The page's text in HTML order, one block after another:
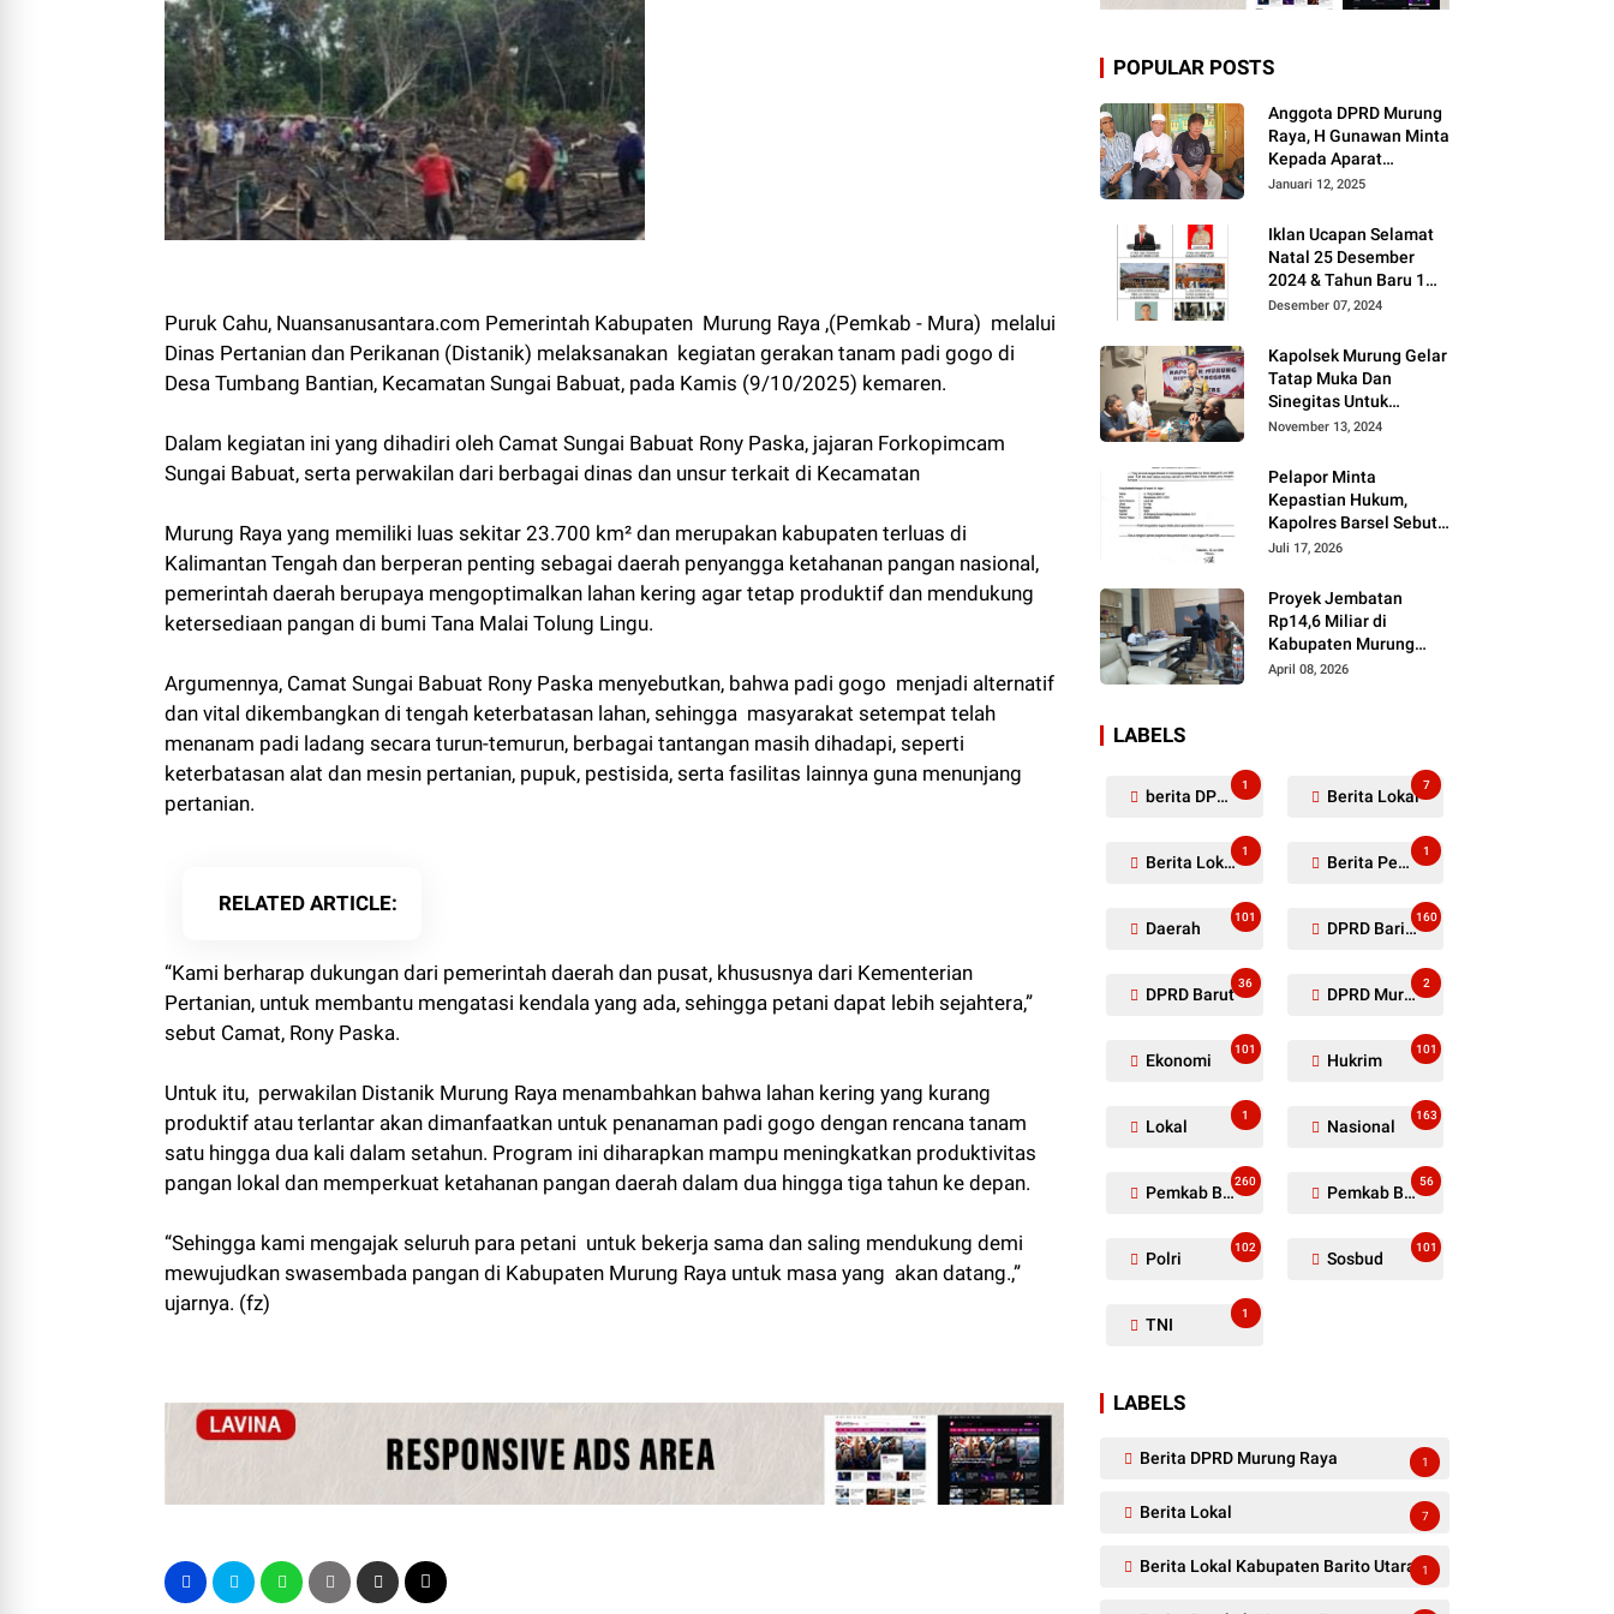
Puruk Cahu, Nuansanusantara.com Pemerintah Kabupaten Murung Raya ,(Pemkab - Mura) melalui
Dinas Pertanian dan Perikanan (Distanik) melaksanakan kegiatan gerakan tanam padi gogo di
Desa Tumbang Bantian, Kecamatan Sungai Babuat, pada Kamis (9/10/2025) kemaren.
Dalam kegiatan ini yang dihadiri oleh Camat Sungai Babuat Rony Paska, jajaran Forkopimcam
Sungai Babuat, serta perwakilan dari berbagai dinas dan unsur terkait di Kecamatan
Murung Raya yang memiliki luas sekitar 23.700 km² dan merupakan kabupaten terluas di
Kalimantan Tengah dan berperan penting sebagai daerah penyangga ketahanan pangan nasional,
pemerintah daerah berupaya mengoptimalkan lahan kering agar tetap produktif dan mendukung
ketersediaan pangan di bumi Tana Malai Tolung Lingu.
Argumennya, Camat Sungai Babuat Rony Paska menyebutkan, bahwa padi gogo menjadi alternatif
dan vital dikembangkan di tengah keterbatasan lahan, sehingga masyarakat setempat telah
menanam padi ladang secara turun-temurun, berbagai tantangan masih dihadapi, seperti
keterbatasan alat dan mesin pertanian, pupuk, pestisida, serta fasilitas lainnya guna menunjang
pertanian.
RELATED ARTICLE
“Kami berharap dukungan dari pemerintah daerah dan pusat, khususnya dari Kementerian
Pertanian, untuk membantu mengatasi kendala yang ada, sehingga petani dapat lebih sejahtera,”
sebut Camat, Rony Paska.
Untuk itu, perwakilan Distanik Murung Raya menambahkan bahwa lahan kering yang kurang
produktif atau terlantar akan dimanfaatkan untuk penanaman padi gogo dengan rencana tanam
satu hingga dua kali dalam setahun. Program ini diharapkan mampu meningkatkan produktivitas
pangan lokal dan memperkuat ketahanan pangan daerah dalam dua hingga tiga tahun ke depan.
“Sehingga kami mengajak seluruh para petani untuk bekerja sama dan saling mendukung demi
mewujudkan swasembada pangan di Kabupaten Murung Raya untuk masa yang akan datang.,”
ujarnya. (fz)
POPULAR POSTS
Anggota DPRD Murung
Raya, H Gunawan Minta
Kepada Aparat
Berantas judi dan
Instruksi Presiden RI
Januari 12, 2025
Iklan Ucapan Selamat
Natal 25 Desember
2024 & Tahun Baru 1
Januari 2025
Desember 07, 2024
Kapolsek Murung Gelar
Tatap Muka Dan
Sinegitas Untuk
Menjaga Situasi
Kondusif Dengan Insan
Pers
November 13, 2024
Pelapor Minta
Kepastian Hukum,
Kapolres Barsel Sebut
Dugaan Penyerobotan
Juli 17, 2026
Proyek Jembatan
Rp14,6 Miliar di
Kabupaten Murung
Raya Mangkrak,
April 08, 2026
LABELS
berita DPRD Murung Raya
1
Berita Lokal
7
Berita Lokal Kabupaten Barito Utara
1
Berita Pemkab Murung Raya
1
Daerah
101
DPRD Barito Utara
160
DPRD Barut
36
DPRD Murung Raya
2
Ekonomi
101
Hukrim
101
Lokal
1
Nasional
163
Pemkab Barito Utara
260
Pemkab Barut
56
Polri
102
Sosbud
101
TNI
1
LABELS
Berita DPRD Murung Raya 1
Berita Lokal 7
Berita Lokal Kabupaten Barito Utara 1